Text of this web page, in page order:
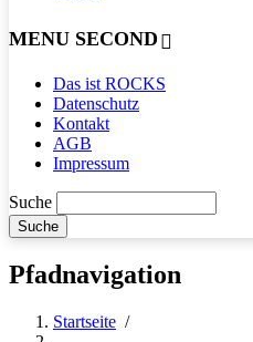
MENU SECOND
Das ist ROCKS
Datenschutz
Kontakt
AGB
Impressum
Suche
Pfadnavigation
Startseite /